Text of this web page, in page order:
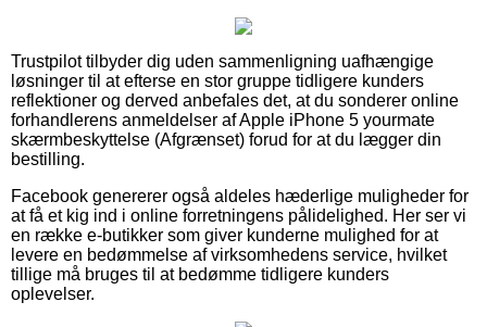
Trustpilot tilbyder dig uden sammenligning uafhængige
løsninger til at efterse en stor gruppe tidligere kunders
reflektioner og derved anbefales det, at du sonderer online
forhandlerens anmeldelser af Apple iPhone 5 yourmate
skærmbeskyttelse (Afgrænset) forud for at du lægger din
bestilling.
Facebook genererer også aldeles hæderlige muligheder for
at få et kig ind i online forretningens pålidelighed. Her ser vi
en række e-butikker som giver kunderne mulighed for at
levere en bedømmelse af virksomhedens service, hvilket
tillige må bruges til at bedømme tidligere kunders
oplevelser.